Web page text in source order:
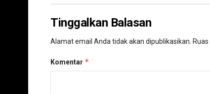
Tinggalkan Balasan
Alamat email Anda tidak akan dipublikasikan.
Komentar *